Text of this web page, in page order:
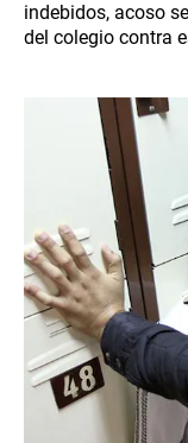
indebidos, acoso
del colegio contra